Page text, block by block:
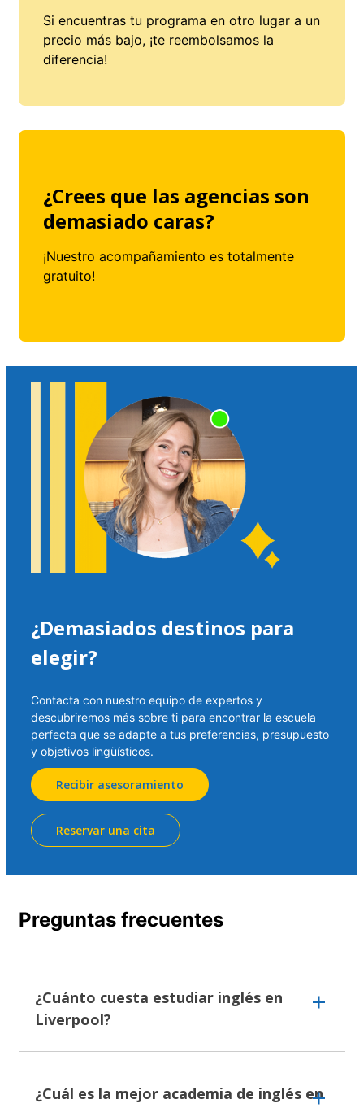
Si encuentras tu programa en otro lugar a un
precio más bajo, ¡te reembolsamos la
diferencia!
¿Crees que las agencias son
demasiado caras?
¡Nuestro acompañamiento es totalmente
gratuito!
¿Demasiados destinos para
elegir?
Contacta con nuestro equipo de expertos y
descubriremos más sobre ti para encontrar la escuela
perfecta que se adapte a tus preferencias, presupuesto
y objetivos lingüísticos.
Recibir asesoramiento
Reservar una cita
Preguntas frecuentes
¿Cuánto cuesta estudiar inglés en
Liverpool?
entre 257 EUR y 458 EUR por semana, según
¿Cuál es la mejor academia de inglés en